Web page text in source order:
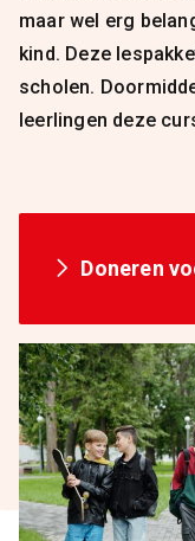
maar wel erg
kind. Deze
scholen.
leerlingen deze
Doneren